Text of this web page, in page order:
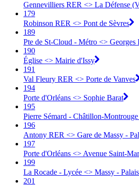
Gennevilliers RER <> La Défense
179
Robinson RER <> Pont de Sèvres
189
Pte de St-Cloud - Métro <> Georges
190
Église <> Mairie d'Issy
191
Val Fleury RER <> Porte de Vanves
194
Porte d'Orléans <> Sophie Barat
195
Pierre Sémard - Châtillon-
196
Antony RER <> Gare de Massy -
197
Porte d'Orléans <> Avenue Saint-
199
La Rocade - Lycée <> Massy -
201